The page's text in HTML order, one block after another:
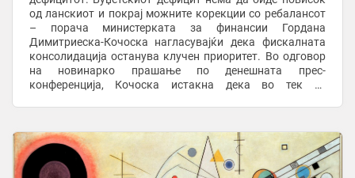
од ланскиот и покрај можните корекции со ребалансот
– порача министерката за финансии Гордана
Димитриеска-Кочоска нагласувајќи дека фискалната
консолидација останува клучен приоритет. Во одговор
на новинарко прашање по денешната прес-
конференција, Кочоска истакна дека во тек се